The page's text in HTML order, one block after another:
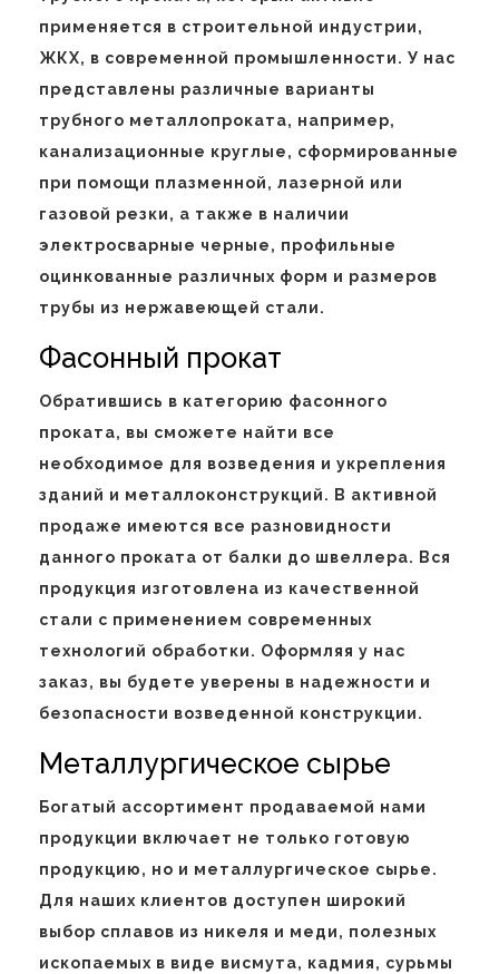
применяется в строительной индустрии,
ЖКХ, в современной промышленности. У нас
представлены различные варианты
трубного металлопроката, например,
канализационные круглые, сформированные
при помощи плазменной, лазерной или
газовой резки, а также в наличии
электросварные черные, профильные
оцинкованные различных форм и размеров
трубы из нержавеющей стали.
Фасонный прокат
Обратившись в категорию фасонного
проката, вы сможете найти все
необходимое для возведения и укрепления
зданий и металлоконструкций. В активной
продаже имеются все разновидности
данного проката от балки до швеллера. Вся
продукция изготовлена из качественной
стали с применением современных
технологий обработки. Оформляя у нас
заказ, вы будете уверены в надежности и
безопасности возведенной конструкции.
Металлургическое сырье
Богатый ассортимент продаваемой нами
продукции включает не только готовую
продукцию, но и металлургическое сырье.
Для наших клиентов доступен широкий
выбор сплавов из никеля и меди, полезных
ископаемых в виде висмута, кадмия, сурьмы